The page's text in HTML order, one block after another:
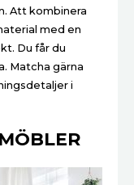
Att kombinera
med en
Du får du
Matcha gärna
i